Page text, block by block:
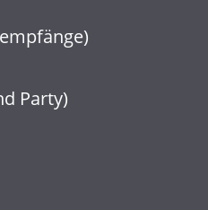
Party)